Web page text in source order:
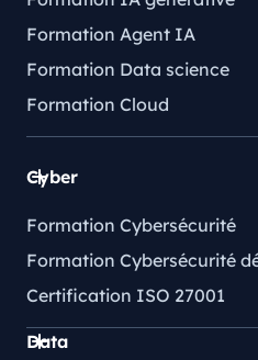
Formation Agent IA
Formation Data science
Formation Cloud
Cyber
Formation Cybersécurité
Formation Cybersécurité
Certification ISO 27001
Data